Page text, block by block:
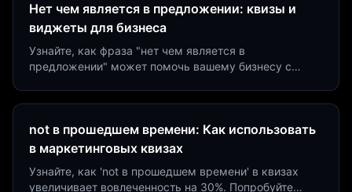
Нет чем является в предложении: квизы и
виджеты для бизнеса
Узнайте, как фраза "нет чем является в
предложении" может помочь вашему бизнесу с
not в прошедшем времени: Как использовать
в маркетинговых квизах
Узнайте, как 'not в прошедшем времени' в квизах
увеличивает вовлеченность на 30%. Попробуйте